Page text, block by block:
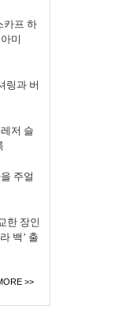
카프 하
미
링과 버
저 슬
주얼
한 장인
백’ 출